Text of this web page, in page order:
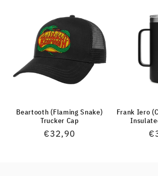
Beartooth (Flaming Snake)
Trucker Cap
Normaler
€32,90
Frank Iero